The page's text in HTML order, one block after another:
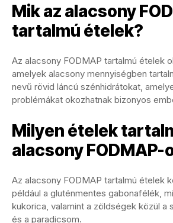
Mik az alacsony
tartalmú ételek?
Az alacsony FODMAP tartalmú ételek
amelyek alacsony mennyiségben
nevű rövid láncú szénhidrátokat,
problémákat okozhatnak bizonyos
Milyen ételek
alacsony FODMAP-
Az alacsony FODMAP tartalmú ételek
például a gluténmentes gabonafélék,
kukorica, valamint a zöldségek közül a
és a paradicsom.